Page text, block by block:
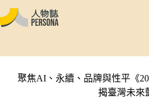
聚焦AI、永續、品牌與性平《
揭臺灣未來